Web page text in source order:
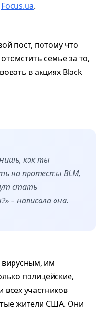
Focus.ua.
пост, потому что
семье за то,
в акциях Black
как ты
на протесты BLM,
стать
– написала она.
вирусным, им
полицейские,
всех участников
жители США. Они